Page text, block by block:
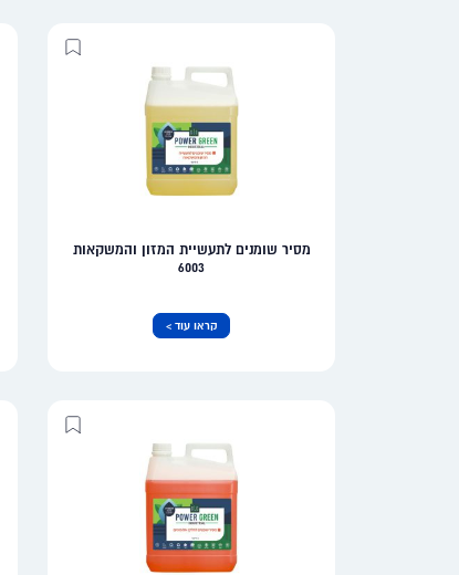
מסיר שומנים לתעשיית המזון והמשקאות
6003
קראו עוד >